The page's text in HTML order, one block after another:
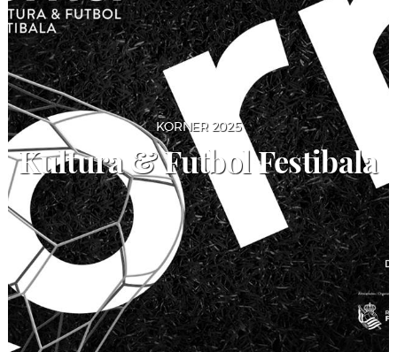
KORNER 2025
Kultura & Futbol Festibala